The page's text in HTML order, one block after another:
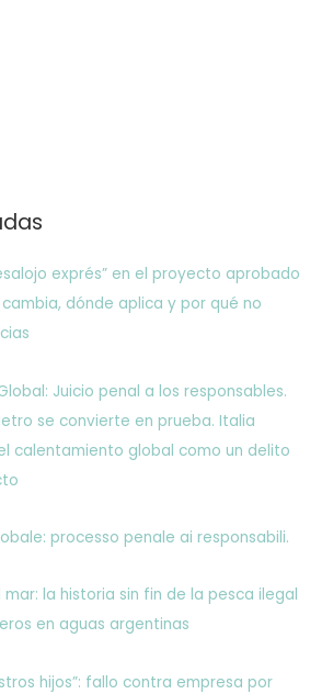
exprés” en el proyecto aprobado
dónde aplica y por qué no
Juicio penal a los responsables.
se convierte en prueba. Italia
calentamiento global como un delito
processo penale ai responsabili.
la historia sin fin de la pesca ilegal
en aguas argentinas
hijos”: fallo contra empresa por